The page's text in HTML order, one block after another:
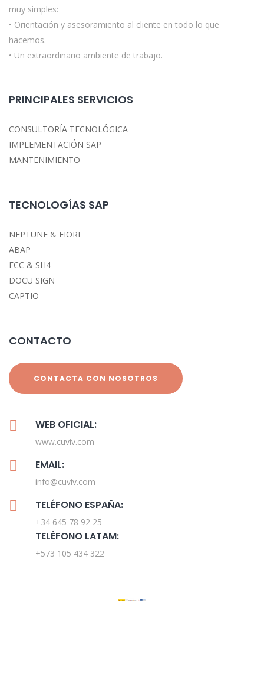
muy simples:
• Orientación y asesoramiento al cliente en todo lo que
hacemos.
• Un extraordinario ambiente de trabajo.
PRINCIPALES SERVICIOS
CONSULTORÍA TECNOLÓGICA
IMPLEMENTACIÓN SAP
MANTENIMIENTO
TECNOLOGÍAS SAP
NEPTUNE & FIORI
ABAP
ECC & SH4
DOCU SIGN
CAPTIO
CONTACTO
CONTACTA CON NOSOTROS
WEB OFICIAL:
www.cuviv.com
EMAIL:
info@cuviv.com
TELÉFONO ESPAÑA:
+34 645 78 92 25
TELÉFONO LATAM:
+573 105 434 322